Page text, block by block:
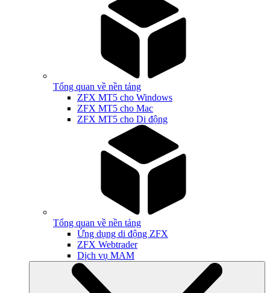
Tổng quan về nền tảng
ZFX MT5 cho Windows
ZFX MT5 cho Mac
ZFX MT5 cho Di động
Tổng quan về nền tảng
Ứng dụng di động ZFX
ZFX Webtrader
Dịch vụ MAM